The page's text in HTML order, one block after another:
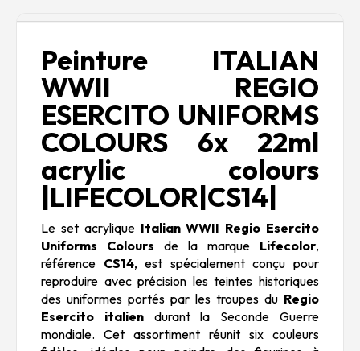
Peinture ITALIAN
WWII REGIO
ESERCITO UNIFORMS
COLOURS 6x 22ml
acrylic colours
|LIFECOLOR|CS14|
Le set acrylique Italian WWII Regio Esercito
Uniforms Colours de la marque Lifecolor,
référence CS14, est spécialement conçu pour
reproduire avec précision les teintes historiques
des uniformes portés par les troupes du Regio
Esercito italiendurant la Seconde Guerre
mondiale. Cet assortiment réunit six couleurs